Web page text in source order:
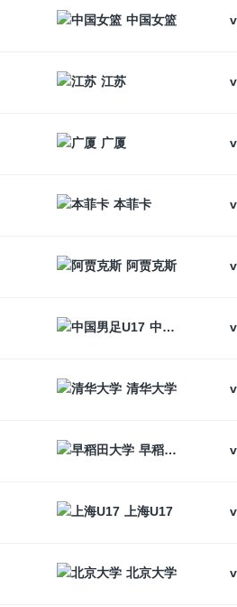
中国女篮
江苏
广厦
本菲卡
阿贾克斯
中国男足U17
清华大学
早稻田大学
上海U17
北京大学